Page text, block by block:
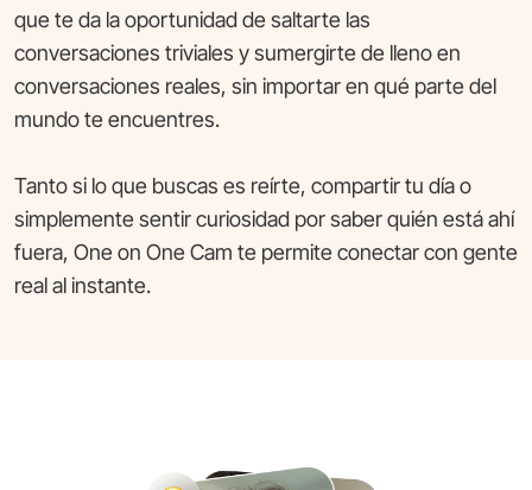
que te da la oportunidad de saltarte las
conversaciones triviales y sumergirte de lleno en
conversaciones reales, sin importar en qué parte del
mundo te encuentres.
Tanto si lo que buscas es reírte, compartir tu día o
simplemente sentir curiosidad por saber quién está ahí
fuera, One on One Cam te permite conectar con gente
real al instante.